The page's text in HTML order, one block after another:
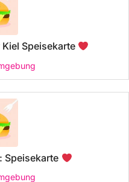
Speisekarte
Speisekarte